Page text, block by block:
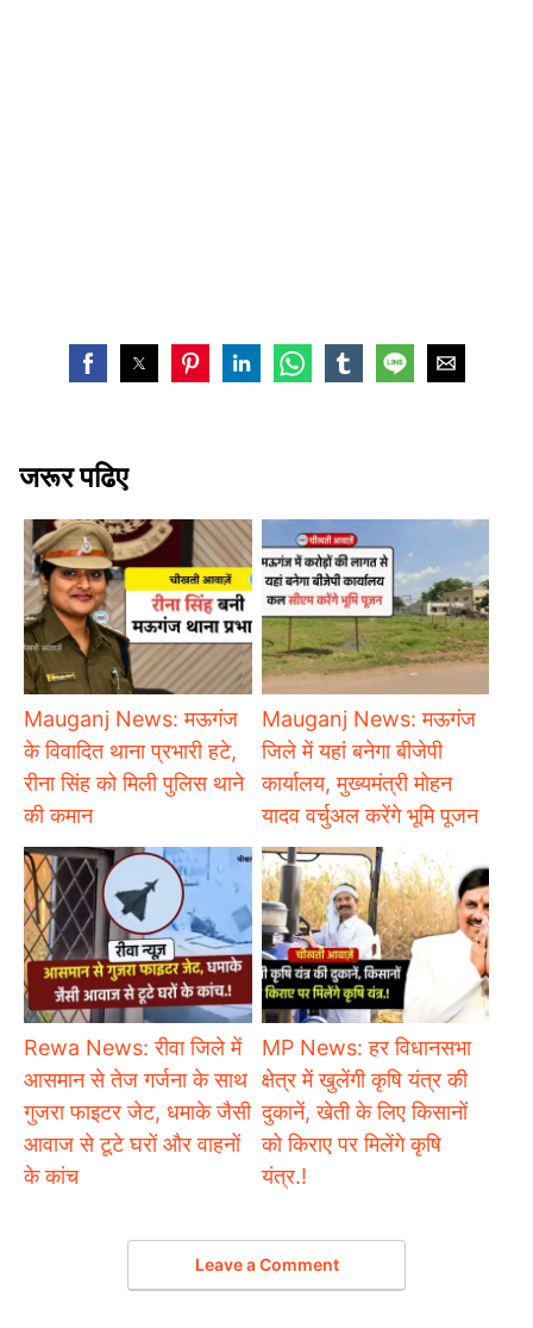
जरूर पढिए
Mauganj News: मऊगंज
के विवादित थाना प्रभारी हटे,
रीना सिंह को मिली पुलिस थाने
की कमान
Mauganj News: मऊगंज
जिले में यहां बनेगा बीजेपी
कार्यालय, मुख्यमंत्री मोहन
यादव वर्चुअल करेंगे भूमि पूजन
Rewa News: रीवा जिले में
आसमान से तेज गर्जना के साथ
गुजरा फाइटर जेट, धमाके जैसी
आवाज से टूटे घरों और वाहनों
के कांच
MP News: हर विधानसभा
क्षेत्र में खुलेंगी कृषि यंत्र की
दुकानें, खेती के लिए किसानों
को किराए पर मिलेंगे कृषि
यंत्र.!
Leave a Comment